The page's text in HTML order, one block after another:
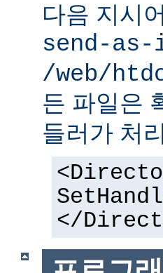
다음 지시
send-
/web/
든 파일은
들러가 처
</